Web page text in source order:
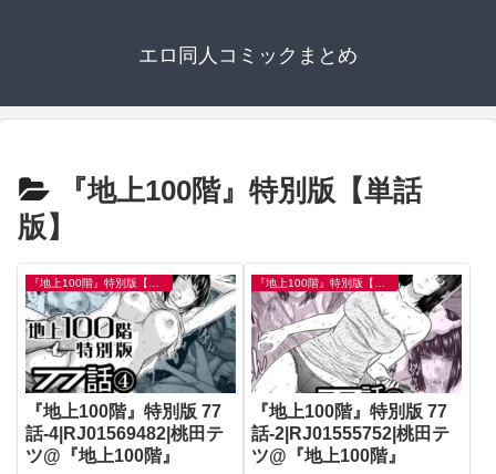
エロ同人コミックまとめ
『地上100階』特別版【単話
版】
『地上100階』特別版【単話版】
『地上100階』特別版 77
話-4|RJ01569482|桃田テ
ツ@『地上100階』
『地上100階』特別版【単話版】
『地上100階』特別版 77
話-2|RJ01555752|桃田テ
ツ@『地上100階』